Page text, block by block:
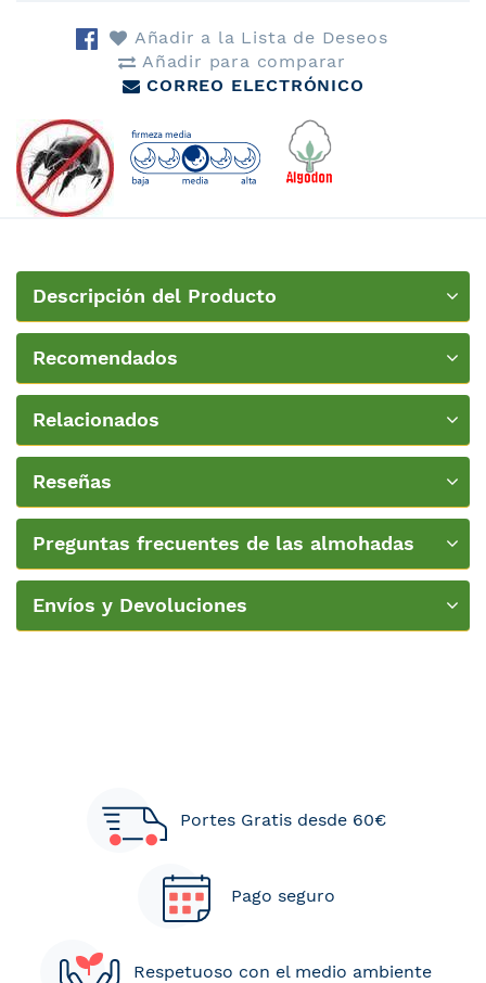
Añadir a la Lista de Deseos
Añadir para comparar
CORREO ELECTRÓNICO
Descripción del Producto
Recomendados
Relacionados
Reseñas
Preguntas frecuentes de las almohadas
Envíos y Devoluciones
Portes Gratis desde 60€
Pago seguro
Respetuoso con el medio ambiente